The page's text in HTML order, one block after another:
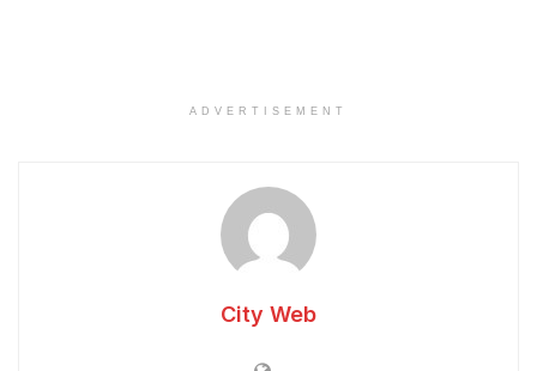
ADVERTISEMENT
City Web